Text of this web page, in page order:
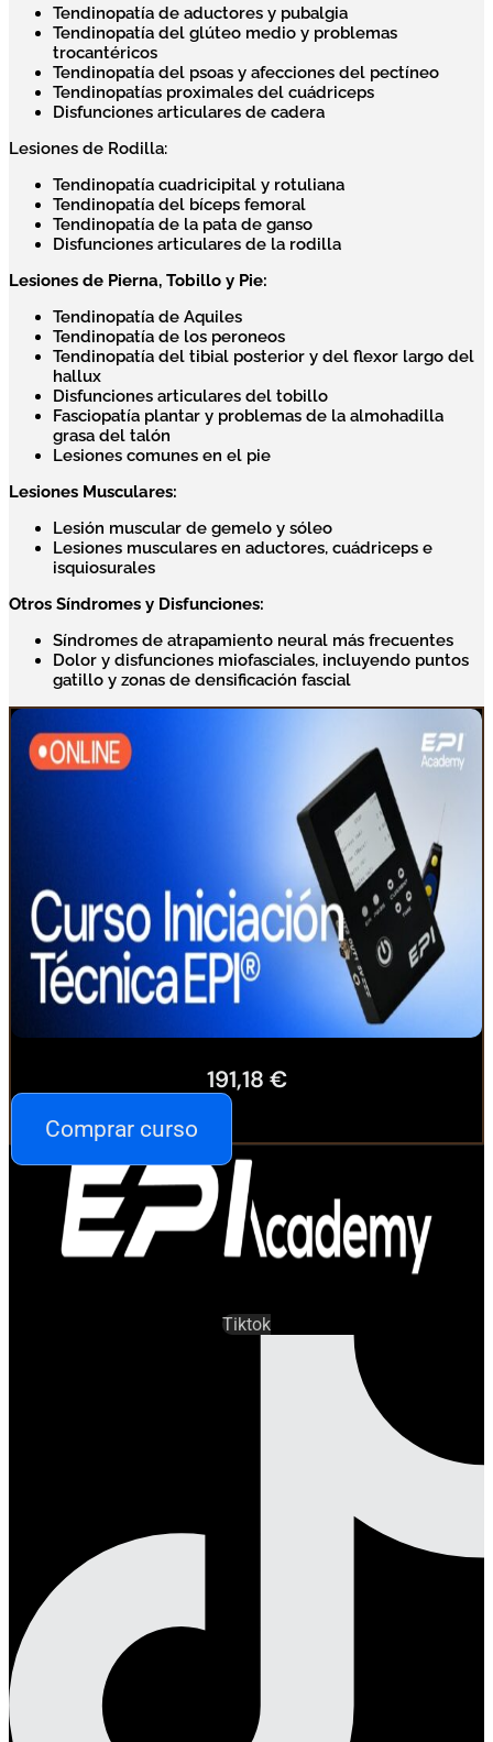
Tendinopatía de aductores y pubalgia
Tendinopatía del glúteo medio y problemas
trocantéricos
Tendinopatía del psoas y afecciones del pectíneo
Tendinopatías proximales del cuádriceps
Disfunciones articulares de cadera
Lesiones de Rodilla:
Tendinopatía cuadricipital y rotuliana
Tendinopatía del bíceps femoral
Tendinopatía de la pata de ganso
Disfunciones articulares de la rodilla
Lesiones de Pierna, Tobillo y Pie:
Tendinopatía de Aquiles
Tendinopatía de los peroneos
Tendinopatía del tibial posterior y del flexor largo del
hallux
Disfunciones articulares del tobillo
Fasciopatía plantar y problemas de la almohadilla
grasa del talón
Lesiones comunes en el pie
Lesiones Musculares:
Lesión muscular de gemelo y sóleo
Lesiones musculares en aductores, cuádriceps e
isquiosurales
Otros Síndromes y Disfunciones:
Síndromes de atrapamiento neural más frecuentes
Dolor y disfunciones miofasciales, incluyendo puntos
gatillo y zonas de densificación fascial
191,18 €
Comprar curso
Tiktok